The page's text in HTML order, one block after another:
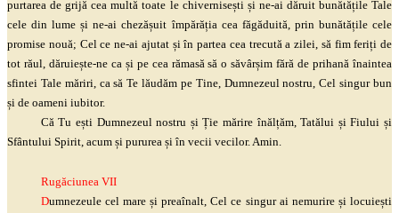
purtarea de grijă cea multă toate le chivernisești și ne-ai dăruit bunătățile Tale
cele din lume și ne-ai chezășuit împărăția cea făgăduită, prin bunătățile cele
promise nouă; Cel ce ne-ai ajutat și în partea cea trecută a zilei, să fim feriți de
tot răul, dăruiește-ne ca și pe cea rămasă să o săvârșim fără de prihană înaintea
sfintei Tale măriri, ca să Te lăudăm pe Tine, Dumnezeul nostru, Cel singur bun
și de oameni iubitor.
Că Tu ești Dumnezeul nostru și Ție mărire înălțăm, Tatălui și Fiului și
Sfântului Spirit, acum și pururea și în vecii vecilor. Amin.
Rugăciunea VII
Dumnezeule cel mare și preaînalt, Cel ce singur ai nemurire și locuiești